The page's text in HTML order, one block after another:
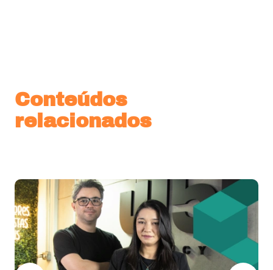
Conteúdos
relacionados